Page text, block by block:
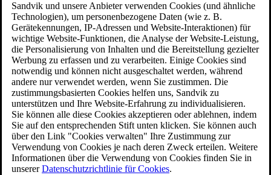
Sandvik und unsere Anbieter verwenden Cookies (und ähnliche
Technologien), um personenbezogene Daten (wie z. B.
Gerätekennungen, IP-Adressen und Website-Interaktionen) für
wichtige Website-Funktionen, die Analyse der Website-Leistung,
die Personalisierung von Inhalten und die Bereitstellung gezielter
Werbung zu erfassen und zu verarbeiten. Einige Cookies sind
notwendig und können nicht ausgeschaltet werden, während
andere nur verwendet werden, wenn Sie zustimmen. Die
zustimmungsbasierten Cookies helfen uns, Sandvik zu
unterstützen und Ihre Website-Erfahrung zu individualisieren.
Sie können alle diese Cookies akzeptieren oder ablehnen, indem
Sie auf den entsprechenden Stift unten klicken. Sie können auch
über den Link "Cookies verwalten" Ihre Zustimmung zur
Verwendung von Cookies je nach deren Zweck erteilen. Weitere
Informationen über die Verwendung von Cookies finden Sie in
unsererDatenschutzrichtlinie für Cookies.